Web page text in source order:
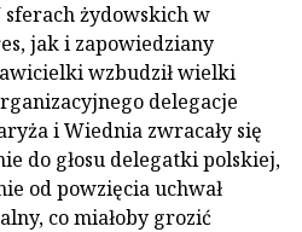
żydowskich w
jak i zapowiedziany
wzbudził wielki
delegacje
i Wiednia zwracały się
do głosu delegatki polskiej,
od powzięcia uchwał
co miałoby grozić